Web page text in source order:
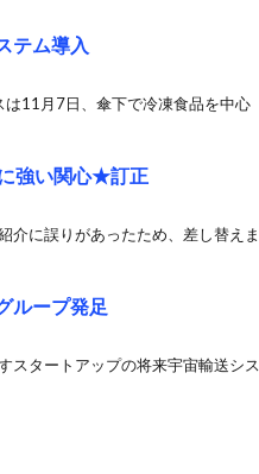
テム導入
は11月7日、傘下で冷凍食品を中心
強い関心★訂正
介に誤りがあったため、差し替えま
ループ発足
スタートアップの将来宇宙輸送シス